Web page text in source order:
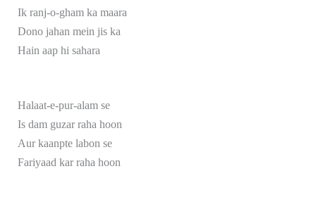
Ik ranj-o-gham ka maara
Dono jahan mein jis ka
Hain aap hi sahara
Halaat-e-pur-alam se
Is dam guzar raha hoon
Aur kaanpte labon se
Fariyaad kar raha hoon